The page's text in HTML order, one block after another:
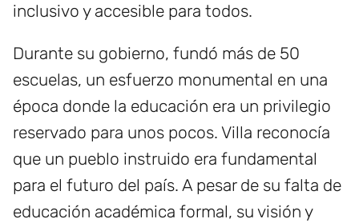
inclusivo y accesible para todos.
Durante su gobierno, fundó más de 50
escuelas, un esfuerzo monumental en una
época donde la educación era un privilegio
reservado para unos pocos. Villa reconocía
que un pueblo instruido era fundamental
para el futuro del país. A pesar de su falta de
educación académica formal, su visión y